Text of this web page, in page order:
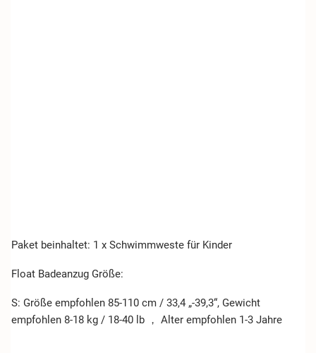
Paket beinhaltet: 1 x Schwimmweste für Kinder
Float Badeanzug Größe:
S: Größe empfohlen 85-110 cm / 33,4 „-39,3“, Gewicht
empfohlen 8-18 kg / 18-40 lb ， Alter empfohlen 1-3 Jahre